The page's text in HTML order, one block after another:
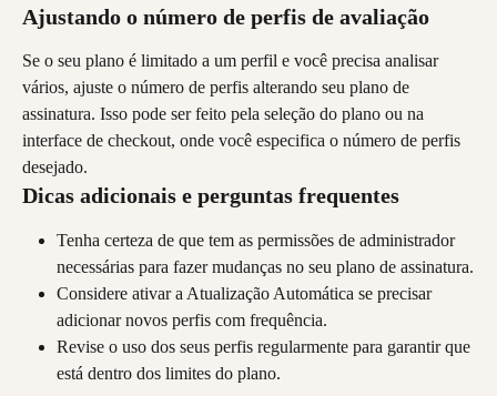
Ajustando o número de perfis de avaliação
Se o seu plano é limitado a um perfil e você precisa analisar
vários, ajuste o número de perfis alterando seu plano de
assinatura. Isso pode ser feito pela seleção do plano ou na
interface de checkout, onde você especifica o número de perfis
desejado.
Dicas adicionais e perguntas frequentes
Tenha certeza de que tem as permissões de administrador
necessárias para fazer mudanças no seu plano de assinatura.
Considere ativar a Atualização Automática se precisar
adicionar novos perfis com frequência.
Revise o uso dos seus perfis regularmente para garantir que
está dentro dos limites do plano.